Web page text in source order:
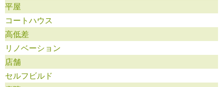
平屋
コートハウス
高低差
リノベーション
店舗
セルフビルド